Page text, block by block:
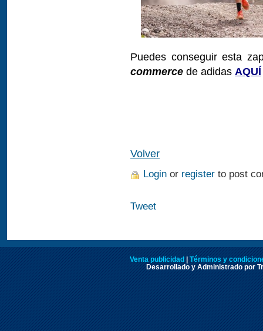
Puedes conseguir esta
commerce de adidas AQUÍ
Volver
Login or register to post
Tweet
Venta publicidad | Términos y
Desarrollado y Administrado por